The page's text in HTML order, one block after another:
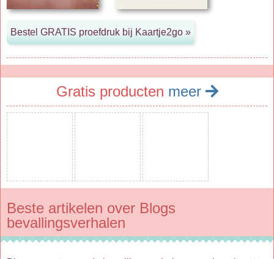
Gratis producten meer
Beste artikelen over Blogs
bevallingsverhalen